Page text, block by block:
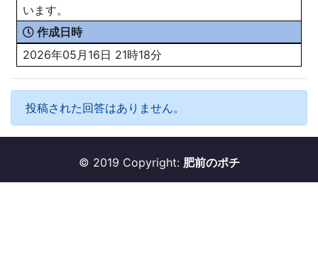
います。
作成日時
2026年05月16日 21時18分
投稿された回答はありません。
© 2019 Copyright: 肥前のポチ